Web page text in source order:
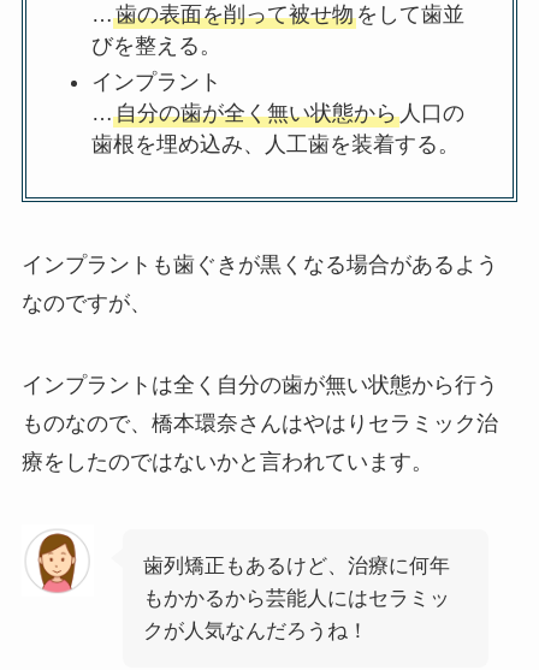
…歯の表面を削って被せ物をして歯並
びを整える。
インプラント
…自分の歯が全く無い状態から人口の
歯根を埋め込み、人工歯を装着する。
インプラントも歯ぐきが黒くなる場合があるよう
なのですが、
インプラントは全く自分の歯が無い状態から行う
ものなので、橋本環奈さんはやはりセラミック治
療をしたのではないかと言われています。
歯列矯正もあるけど、治療に何年
もかかるから芸能人にはセラミッ
クが人気なんだろうね！